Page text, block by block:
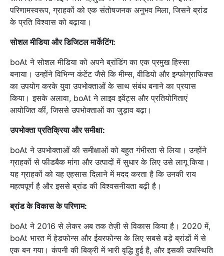
परिणामस्वरूप, ग्राहकों को एक संतोषजनक अनुभव मिला, जिसने ब्रांड
के प्रति विश्वास को बढ़ाया।
सोशल मीडिया और डिजिटल मार्केटिंग:
boAt ने सोशल मीडिया को अपने ब्रांडिंग का एक प्रमुख हिस्सा
बनाया। उन्होंने विभिन्न कंटेंट जैसे कि मीम्स, वीडियो और इन्फोग्राफिक्स
का उपयोग करके युवा उपभोक्ताओं के साथ संबंध बनाने का प्रयास
किया। इसके अलावा, boAt ने लाइव इवेंट्स और प्रतियोगिताएं
आयोजित कीं, जिससे उपभोक्ताओं का जुड़ाव बढ़ा।
उपभोक्ता प्रतिक्रिया और समीक्षा:
boAt ने उपभोक्ताओं की समीक्षाओं को बहुत गंभीरता से लिया। उन्होंने
ग्राहकों से फीडबैक मांगा और उत्पादों में सुधार के लिए उसे लागू किया।
यह ग्राहकों को यह एहसास दिलाने में मदद करता है कि उनकी राय
महत्वपूर्ण है और इससे ब्रांड की विश्वसनीयता बढ़ी है।
ब्रांड के विकास के परिणाम:
boAt ने 2016 से लेकर अब तक तेज़ी से विकास किया है। 2020 में,
boAt भारत में हेडफोन्स और ईयरफोन्स के लिए सबसे बड़े ब्रांडों में से
एक बन गया। कंपनी की बिक्री में भारी वृद्धि हुई है, और इसकी उपस्थिति